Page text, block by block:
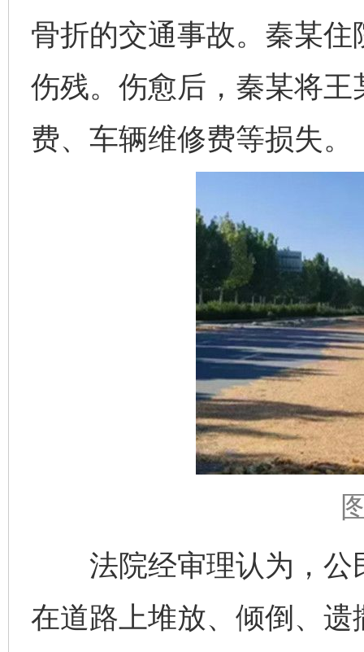
骨折的交通事故。秦某
伤残。伤愈后，秦某将
费、车辆维修费等损失。
法院经审理认为，公
在道路上堆放、倾倒、